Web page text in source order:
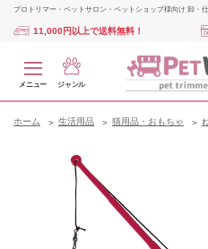
プロトリマー・ペットサロン・ペットショップ様向け 卸・
11,000円以上で送料無料！
メニュー ジャンル
ホーム 生活用品 猫用品・おもちゃ